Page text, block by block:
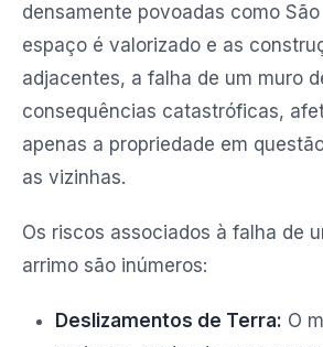
densamente povoadas como
espaço é valorizado e as
adjacentes, a falha de um muro
consequências catastróficas,
apenas a propriedade em
as vizinhas.
Os riscos associados à falha de
arrimo são inúmeros:
Deslizamentos de Terra: O